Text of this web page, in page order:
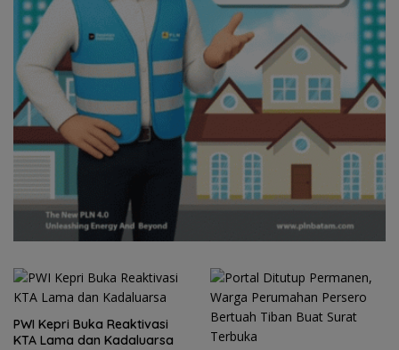
PWI Kepri Buka Reaktivasi
KTA Lama dan Kadaluarsa